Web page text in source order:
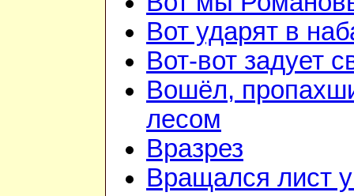
Вот ударят в
Вот-вот задует
Вошёл,
лесом
Вразрез
Вращался лист